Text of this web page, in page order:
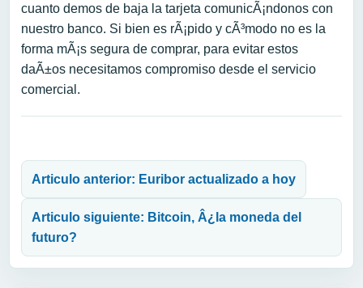
cuanto demos de baja la tarjeta comunicÃ¡ndonos con
nuestro banco. Si bien es rÃ¡pido y cÃ³modo no es la
forma mÃ¡s segura de comprar, para evitar estos
daÃ±os necesitamos compromiso desde el servicio
comercial.
Articulo anterior: Euribor actualizado a hoy
Articulo siguiente: Bitcoin, Â¿la moneda del
futuro?